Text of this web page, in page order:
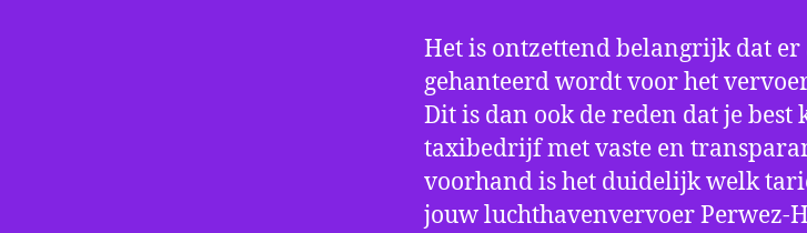
Het is ontzettend belangrijk dat
gehanteerd wordt voor het
Dit is dan ook de reden dat je best
taxibedrijf met vaste en
voorhand is het duidelijk welk
jouw luchthavenvervoer Perwez-